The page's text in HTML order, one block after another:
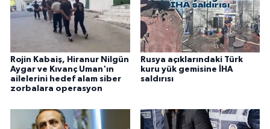
Rojin Kabaiş, Hiranur Nilgün
Aygar ve Kıvanç Uman'ın
ailelerini hedef alam siber
zorbalara operasyon
Rusya açıklarındaki Türk
kuru yük gemisine İHA
saldırısı